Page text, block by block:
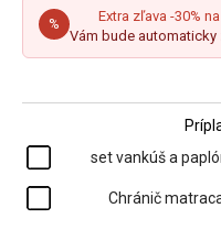
%
Extra zľava -30%
Vám bude
set vankúš a
Chránič